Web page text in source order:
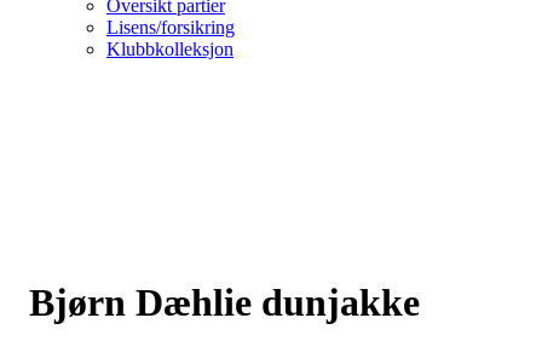
Oversikt partier
Lisens/forsikring
Klubbkolleksjon
Bjørn Dæhlie dunjakke